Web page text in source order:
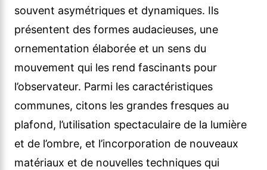
souvent asymétriques et dynamiques. Ils
présentent des formes audacieuses, une
ornementation élaborée et un sens du
mouvement qui les rend fascinants pour
l’observateur. Parmi les caractéristiques
communes, citons les grandes fresques au
plafond, l’utilisation spectaculaire de la lumière
et de l’ombre, et l’incorporation de nouveaux
matériaux et de nouvelles techniques qui